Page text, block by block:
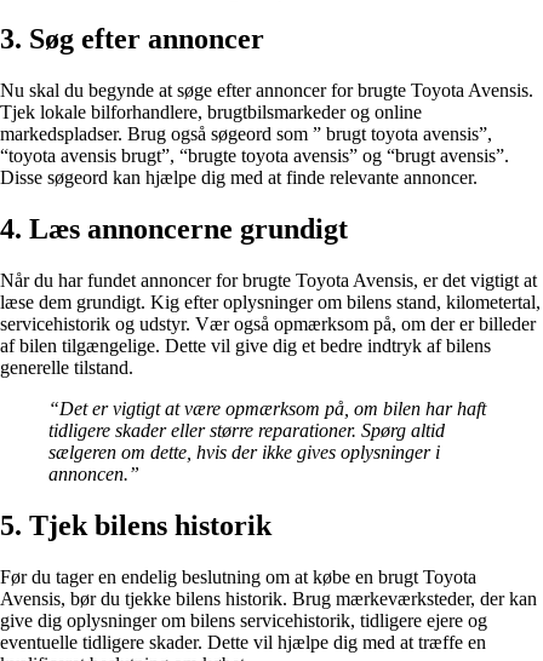
3. Søg efter annoncer
Nu skal du begynde at søge efter annoncer for brugte Toyota Avensis.
Tjek lokale bilforhandlere, brugtbilsmarkeder og online
markedspladser. Brug også søgeord som ” brugt toyota avensis”,
“toyota avensis brugt”, “brugte toyota avensis” og “brugt avensis”.
Disse søgeord kan hjælpe dig med at finde relevante annoncer.
4. Læs annoncerne grundigt
Når du har fundet annoncer for brugte Toyota Avensis, er det vigtigt at
læse dem grundigt. Kig efter oplysninger om bilens stand, kilometertal,
servicehistorik og udstyr. Vær også opmærksom på, om der er billeder
af bilen tilgængelige. Dette vil give dig et bedre indtryk af bilens
generelle tilstand.
“Det er vigtigt at være opmærksom på, om bilen har haft
tidligere skader eller større reparationer. Spørg altid
sælgeren om dette, hvis der ikke gives oplysninger i
annoncen.”
5. Tjek bilens historik
Før du tager en endelig beslutning om at købe en brugt Toyota
Avensis, bør du tjekke bilens historik. Brug mærkeværksteder, der kan
give dig oplysninger om bilens servicehistorik, tidligere ejere og
eventuelle tidligere skader. Dette vil hjælpe dig med at træffe en